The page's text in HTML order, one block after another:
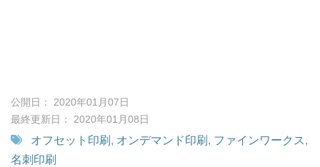
公開日： 2020年01月07日
最終更新日： 2020年01月08日
オフセット印刷 , オンデマンド印刷 , ファインワークス ,
名刺印刷